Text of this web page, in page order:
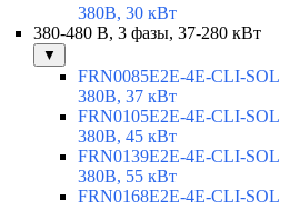
380В, 30 кВт
380-480 В, 3 фазы, 37-280 кВт
▼
FRN0085E2E-4E-CLI-SOL
380В, 37 кВт
FRN0105E2E-4E-CLI-SOL
380В, 45 кВт
FRN0139E2E-4E-CLI-SOL
380В, 55 кВт
FRN0168E2E-4E-CLI-SOL